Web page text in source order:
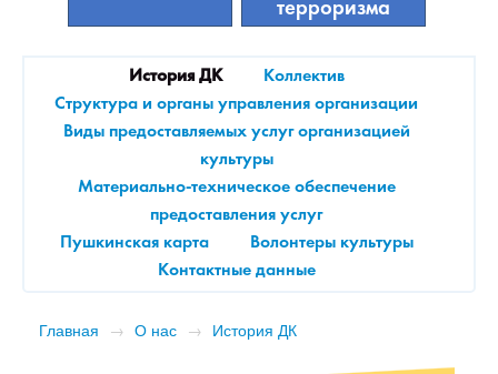
терроризма
История ДК
Коллектив
Структура и органы управления организации
Виды предоставляемых услуг организацией
культуры
Материально-техническое обеспечение
предоставления услуг
Пушкинская карта
Волонтеры культуры
Контактные данные
Главная → О нас → История ДК